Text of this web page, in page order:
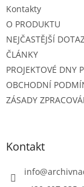
Kontakty
O PRODUKTU
NEJČASTĚJŠÍ
ČLÁNKY
PROJEKTOVÉ DNY
OBCHODNÍ
ZÁSADY
Kontakt
info@